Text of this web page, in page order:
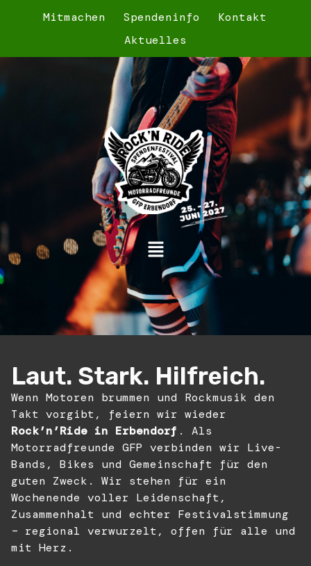
Mitmachen Spendeninfo
Kontakt
Aktuelles
Laut. Stark. Hilfreich.
Wenn Motoren brummen und Rockmusik den
Takt vorgibt, feiern wir wieder
Rock’n’Ride in Erbendorf . Als
Motorradfreunde GFP verbinden wir Live-
Bands, Bikes und Gemeinschaft für den
guten Zweck. Wir stehen für ein
Wochenende voller Leidenschaft,
Zusammenhalt und echter Festivalstimmung
– regional verwurzelt, offen für alle und
mit Herz.